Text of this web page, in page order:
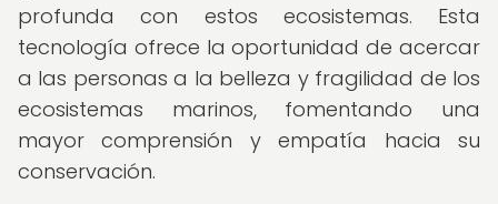
profunda con estos ecosistemas. Esta
tecnología ofrece la oportunidad de acercar
a las personas a la belleza y fragilidad de los
ecosistemas marinos, fomentando una
mayor comprensión y empatía hacia su
conservación.